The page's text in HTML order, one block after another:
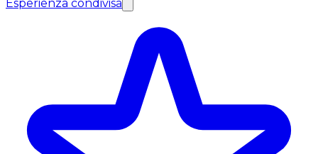
Esperienza condivisa